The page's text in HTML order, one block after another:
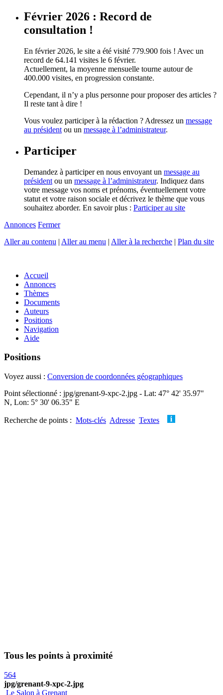
Février 2026 : Record de
consultation !
En février 2026, le site a été visité 779.900 fois ! Avec un
record de 64.141 visites le 6 février.
Actuellement, la moyenne mensuelle tourne autour de
400.000 visites, en progression constante.
Cependant, il n’y a plus personne pour proposer des articles ?
Il reste tant à dire !
Vous voulez participer à la rédaction ? Adressez un message
au président ou un message à l’administrateur.
Participer
Demandez à participer en nous envoyant un message au
président ou un message à l’administrateur. Indiquez dans
votre message vos noms et prénoms, éventuellement votre
statut et votre raison sociale et décrivez le thème que vous
souhaitez aborder. En savoir plus : Participer au site
Annonces Fermer
Aller au contenu | Aller au menu | Aller à la recherche | Plan du site
Accueil
Annonces
Thèmes
Documents
Auteurs
Positions
Navigation
Aide
Positions
Voyez aussi : Conversion de coordonnées géographiques
Point sélectionné : jpg/grenant-9-xpc-2.jpg - Lat: 47° 42' 35.97"
N, Lon: 5° 30' 06.35" E
Recherche de points : Mots-clés Adresse Textes
Tous les points à proximité
564
jpg/grenant-9-xpc-2.jpg
Le Salon à Grenant